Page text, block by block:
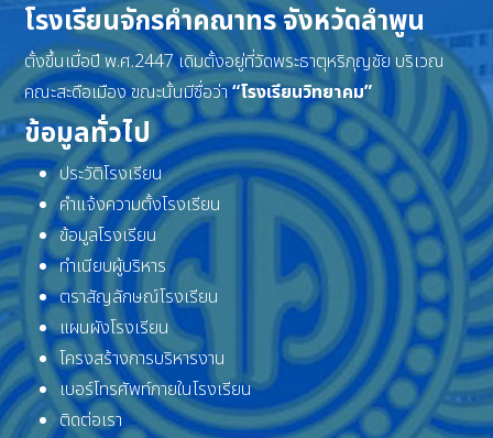
โรงเรียนจักรคำคณาทร จังหวัดลำพูน
ตั้งขึ้นเมื่อปี พ.ศ.2447 เดิมตั้งอยู่ที่วัดพระธาตุหริภุญชัย บริเวณ
คณะสะดือเมือง ขณะนั้นมีชื่อว่า“โรงเรียนวิทยาคม”
ข้อมูลทั่วไป
ประวัติโรงเรียน
คำแจ้งความตั้งโรงเรียน
ข้อมูลโรงเรียน
ทำเนียบผู้บริหาร
ตราสัญลักษณ์โรงเรียน
แผนผังโรงเรียน
โครงสร้างการบริหารงาน
เบอร์โทรศัพท์ภายในโรงเรียน
ติดต่อเรา